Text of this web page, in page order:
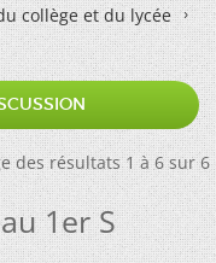
collège et du lycée
des résultats 1 à 6 sur 6
1er S